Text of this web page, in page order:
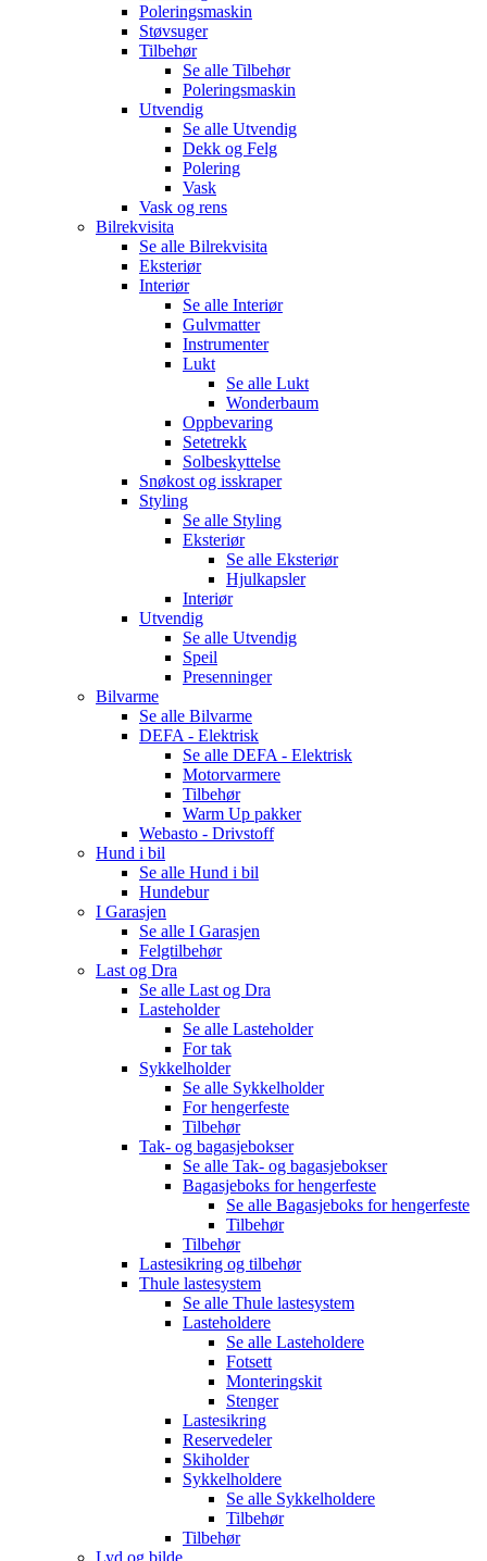
Poleringsmaskin
Støvsuger
Tilbehør
Se alle Tilbehør
Poleringsmaskin
Utvendig
Se alle Utvendig
Dekk og Felg
Polering
Vask
Vask og rens
Bilrekvisita
Se alle Bilrekvisita
Eksteriør
Interiør
Se alle Interiør
Gulvmatter
Instrumenter
Lukt
Se alle Lukt
Wonderbaum
Oppbevaring
Setetrekk
Solbeskyttelse
Snøkost og isskraper
Styling
Se alle Styling
Eksteriør
Se alle Eksteriør
Hjulkapsler
Interiør
Utvendig
Se alle Utvendig
Speil
Presenninger
Bilvarme
Se alle Bilvarme
DEFA - Elektrisk
Se alle DEFA - Elektrisk
Motorvarmere
Tilbehør
Warm Up pakker
Webasto - Drivstoff
Hund i bil
Se alle Hund i bil
Hundebur
I Garasjen
Se alle I Garasjen
Felgtilbehør
Last og Dra
Se alle Last og Dra
Lasteholder
Se alle Lasteholder
For tak
Sykkelholder
Se alle Sykkelholder
For hengerfeste
Tilbehør
Tak- og bagasjebokser
Se alle Tak- og bagasjebokser
Bagasjeboks for hengerfeste
Se alle Bagasjeboks for hengerfeste
Tilbehør
Tilbehør
Lastesikring og tilbehør
Thule lastesystem
Se alle Thule lastesystem
Lasteholdere
Se alle Lasteholdere
Fotsett
Monteringskit
Stenger
Lastesikring
Reservedeler
Skiholder
Sykkelholdere
Se alle Sykkelholdere
Tilbehør
Tilbehør
Lyd og bilde